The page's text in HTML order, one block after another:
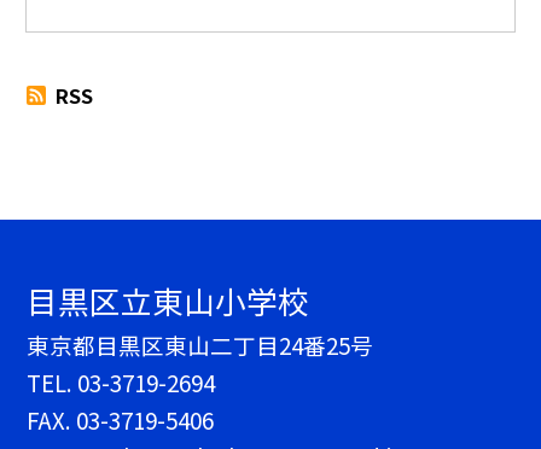
RSS
目黒区立東山小学校
東京都目黒区東山二丁目24番25号
TEL. 03-3719-2694
FAX. 03-3719-5406